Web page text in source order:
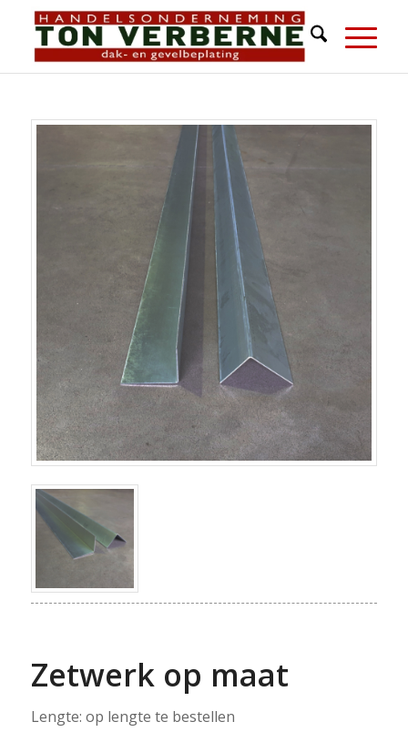
Zetwerk op maat
Lengte: op lengte te bestellen